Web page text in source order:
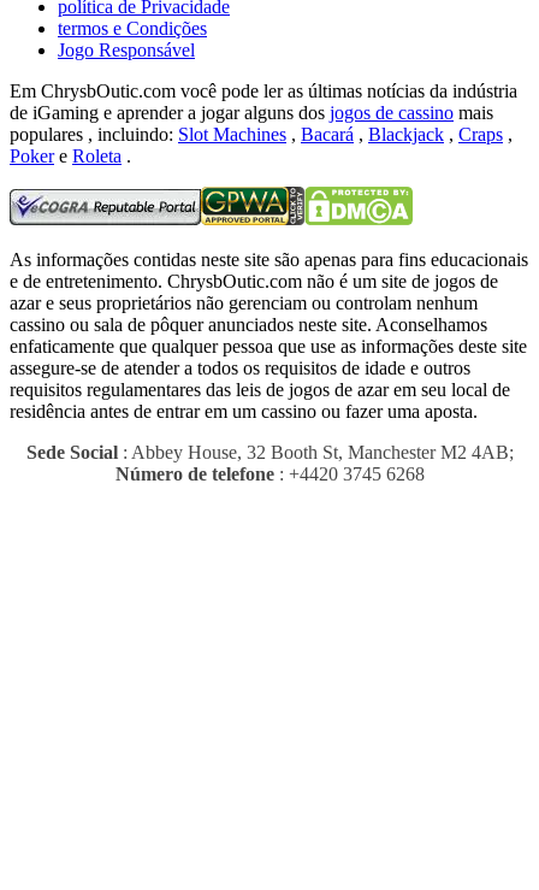
política de Privacidade
termos e Condições
Jogo Responsável
Em ChrysbOutic.com você pode ler as últimas notícias da indústria
de iGaming e aprender a jogar alguns dos jogos de cassino mais
populares , incluindo: Slot Machines , Bacará , Blackjack , Craps ,
Pokere Roleta .
As informações contidas neste site são apenas para fins educacionais
e de entretenimento. ChrysbOutic.com não é um site de jogos de
azar e seus proprietários não gerenciam ou controlam nenhum
cassino ou sala de pôquer anunciados neste site. Aconselhamos
enfaticamente que qualquer pessoa que use as informações deste site
assegure-se de atender a todos os requisitos de idade e outros
requisitos regulamentares das leis de jogos de azar em seu local de
residência antes de entrar em um cassino ou fazer uma aposta.
Sede Social: Abbey House, 32 Booth St, Manchester M2 4AB;
Número de telefone: +4420 3745 6268